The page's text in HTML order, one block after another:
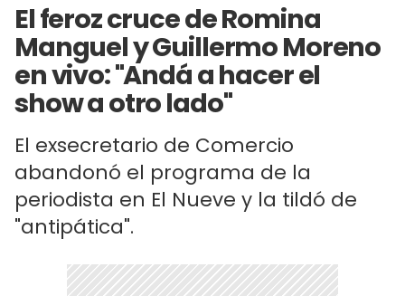
El feroz cruce de Romina
Manguel y Guillermo Moreno
en vivo: "Andá a hacer el
show a otro lado"
El exsecretario de Comercio
abandonó el programa de la
periodista en El Nueve y la tildó de
"antipática".